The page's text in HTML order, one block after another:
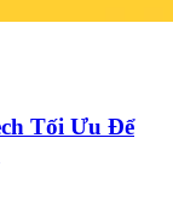
Tối Ưu Để